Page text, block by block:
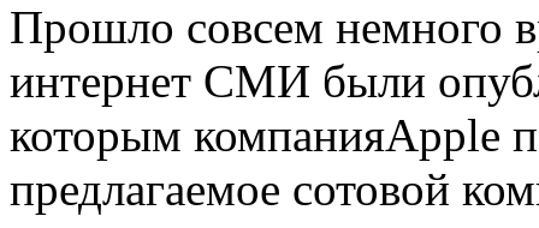
Прошло совсем немного
интернет СМИ были
которым компанияApple
предлагаемое сотовой